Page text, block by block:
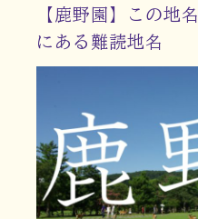
【鹿野園】この地
にある難読地名